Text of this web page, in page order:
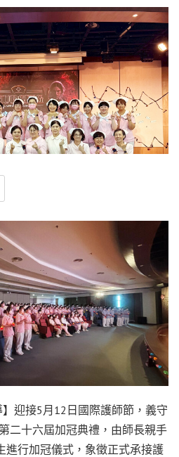
】迎接5月12日國際護師節，義守
二十六屆加冠典禮，由師長親手
進行加冠儀式，象徵正式承接護